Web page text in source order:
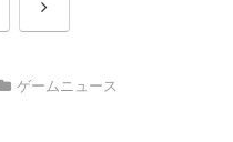
次
ゲームニュース